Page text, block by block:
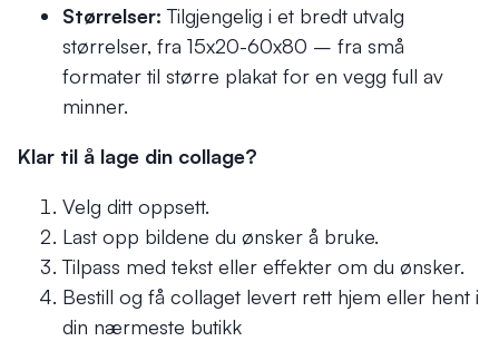
Størrelser: Tilgjengelig i et bredt utvalg
størrelser, fra 15x20-60x80 – fra små
formater til større plakat for en vegg full av
minner.
Klar til å lage din collage?
Velg ditt oppsett.
Last opp bildene du ønsker å bruke.
Tilpass med tekst eller effekter om du ønsker.
Bestill og få collaget levert rett hjem eller hent i
din nærmeste butikk